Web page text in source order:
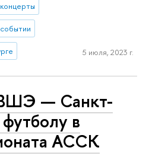
концерты
5 июля, 2023 г.
— Санкт-
в
АССК